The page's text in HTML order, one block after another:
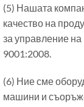
(5) Нашата
качество на
за управление на
9001:2008.
(6) Ние сме
машини и